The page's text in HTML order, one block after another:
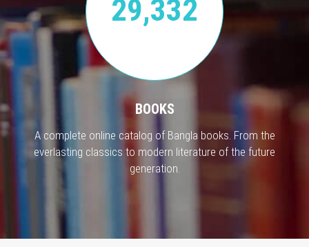
29,332
BOOKS
A complete online catalog of Bangla books. From the
everlasting classics to modern literature of the future
generation.